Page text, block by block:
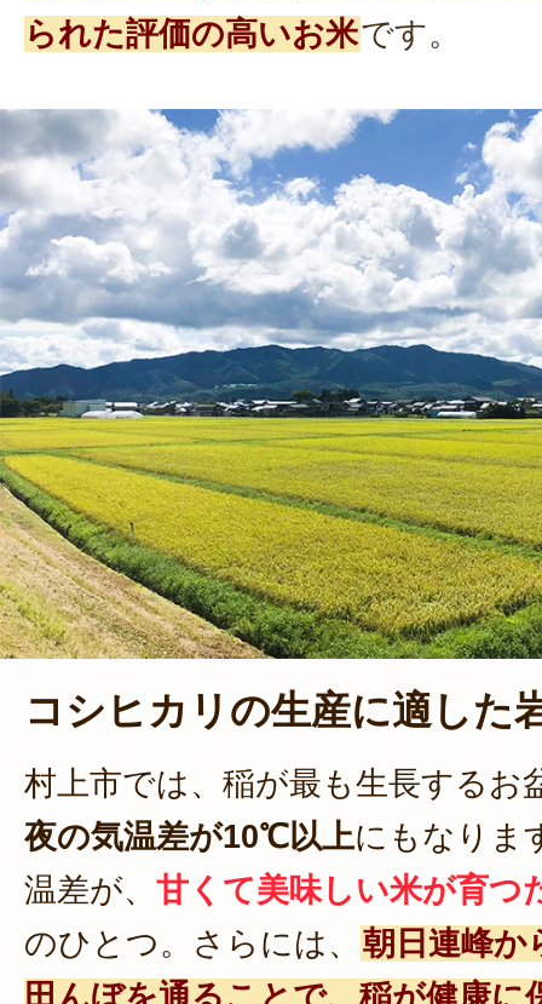
られた評価の高いお米です。
コシヒカリの生産に適した
村上市では、稲が最も生長するお
夜の気温差が10℃以上にもなりま
温差が、 甘くて美味しい米が育つ
のひとつ。さらには、 朝日連峰か
田んぼを通ることで、稲が健康に